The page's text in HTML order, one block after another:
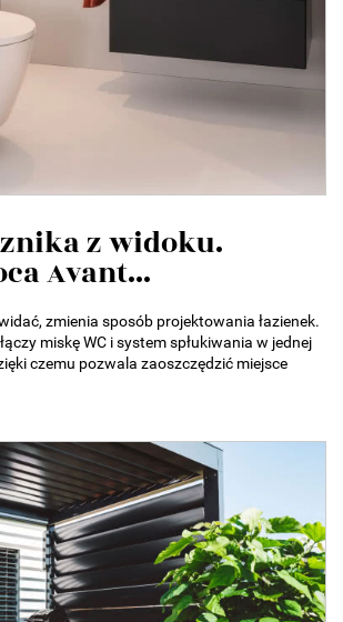
z widoku.
Avant...
zmienia sposób projektowania łazienek.
miskę WC i system spłukiwania w jednej
czemu pozwala zaoszczędzić miejsce